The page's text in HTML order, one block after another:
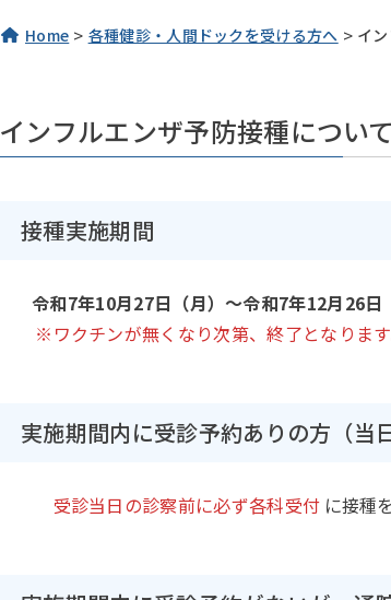
Home > 各種健診・人間ドックを受ける方へ > イ
インフルエンザ予防接種につい
接種実施期間
令和7年10月27日（月）～令和7年12月26日
※ワクチンが無くなり次第、終了となります
実施期間内に受診予約ありの方（当
受診当日の診察前に必ず各科受付 に接種